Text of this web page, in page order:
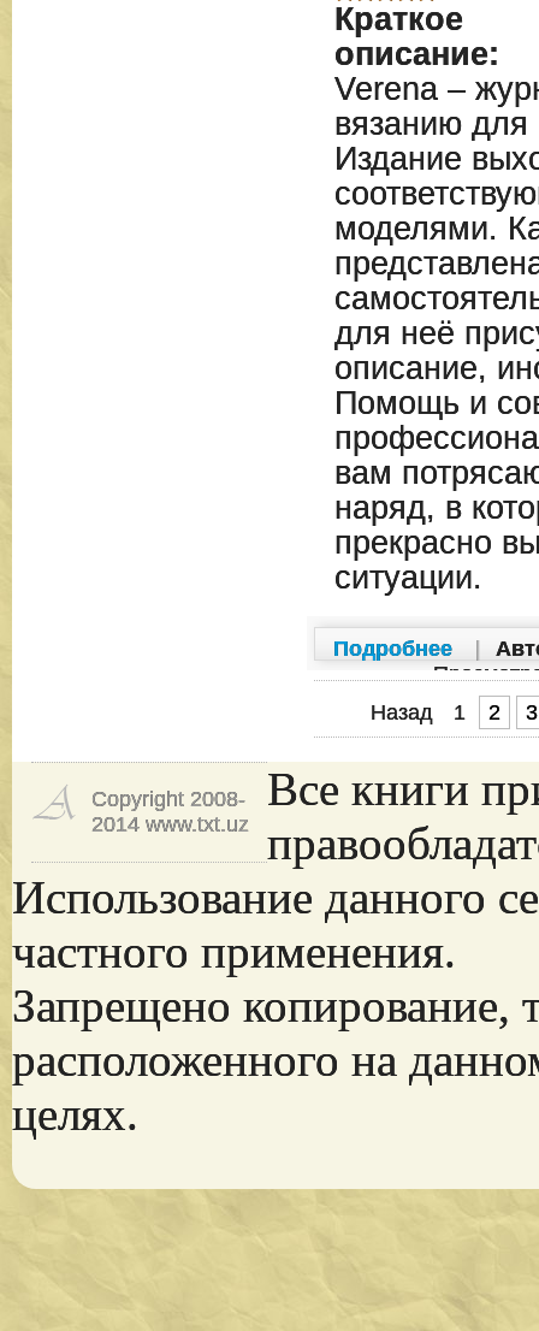
Краткое
описание:
Verena –
вязанию для
Издание
моделями.
для неё
описание,
Помощь и
вам
наряд, в
прекрасно
ситуации.
Подробнее
Назад
1 2 3
Copyright 2008-
2014 www.txt.uz
Все книги
Использование данного
частного применения.
Запрещено копирование,
расположенного на
целях.